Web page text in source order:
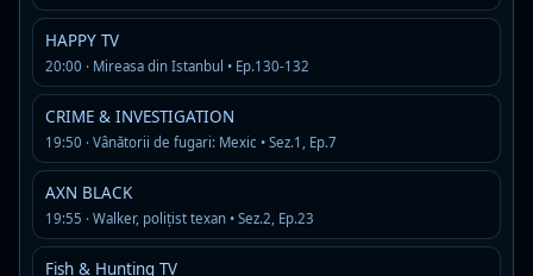
HAPPY TV
20:00 · Mireasa din Istanbul • Ep.130-132
CRIME & INVESTIGATION
19:50 · Vânătorii de fugari: Mexic • Sez.1, Ep.7
AXN BLACK
19:55 · Walker, polițist texan • Sez.2, Ep.23
Fish & Hunting TV
Asculta
Detalii
R
Radio RFM
MP3 · 320 kbps · Ilfov
Live
hits news
pop
Detalii
Plusz FM - Nagyvarad